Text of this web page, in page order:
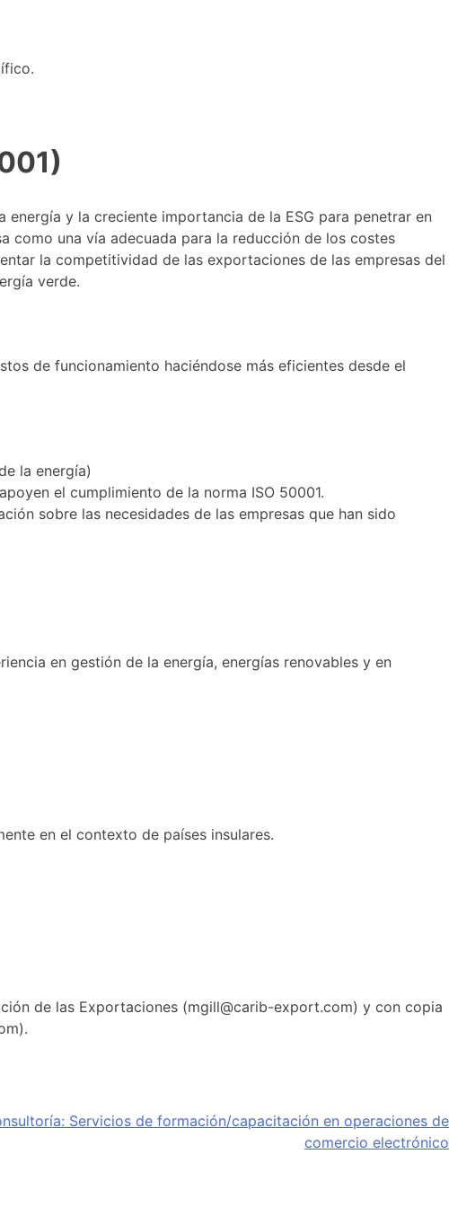
y la creciente importancia de la ESG para penetrar en
como una vía adecuada para la reducción de los costes
la competitividad de las exportaciones de las empresas del
verde.
de funcionamiento haciéndose más eficientes desde el
la energía)
el cumplimiento de la norma ISO 50001.
sobre las necesidades de las empresas que han sido
en gestión de la energía, energías renovables y en
en el contexto de países insulares.
de las Exportaciones (mgill@carib-export.com) y con copia
Servicios de formación/capacitación en operaciones de
comercio electrónico